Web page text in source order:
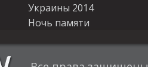
Украины 2014
Ночь памяти